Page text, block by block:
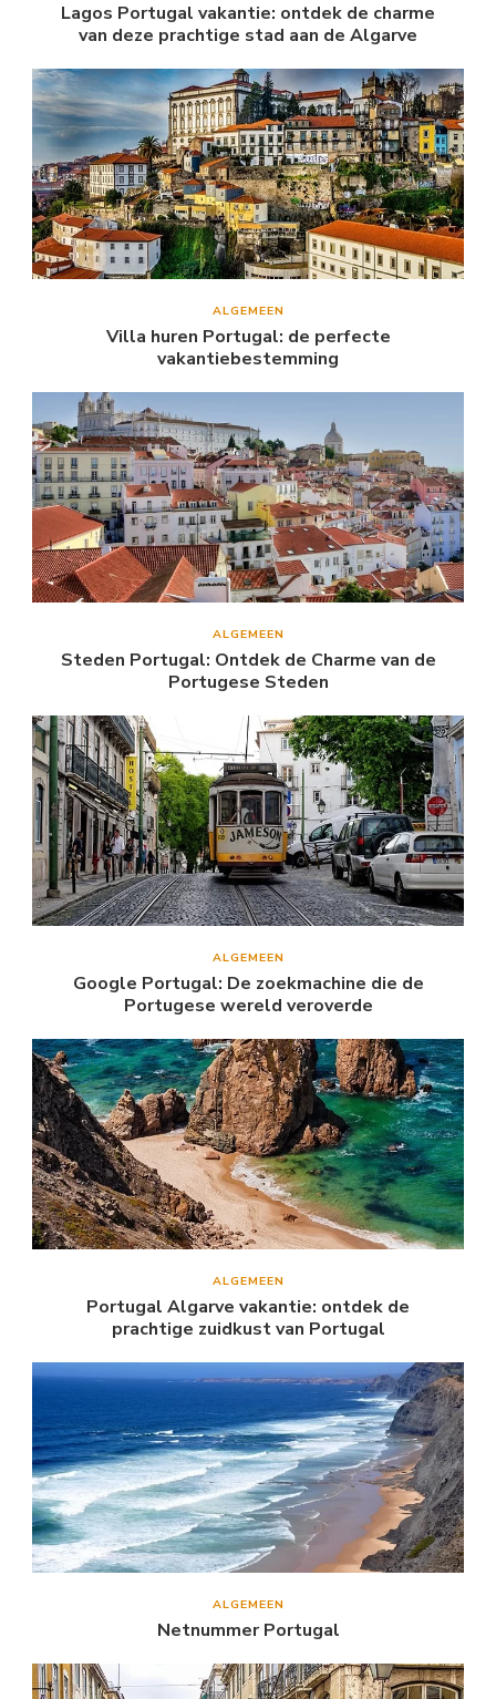
Lagos Portugal vakantie: ontdek de charme
van deze prachtige stad aan de Algarve
ALGEMEEN
Villa huren Portugal: de perfecte
vakantiebestemming
ALGEMEEN
Steden Portugal: Ontdek de Charme van de
Portugese Steden
ALGEMEEN
Google Portugal: De zoekmachine die de
Portugese wereld veroverde
ALGEMEEN
Portugal Algarve vakantie: ontdek de
prachtige zuidkust van Portugal
ALGEMEEN
Netnummer Portugal